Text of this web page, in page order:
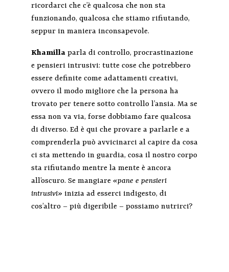
ricordarci che c’è qualcosa che non sta
funzionando, qualcosa che stiamo rifiutando,
seppur in maniera inconsapevole.
Khamillaparla di controllo, procrastinazione
e pensieri intrusivi: tutte cose che potrebbero
essere definite come adattamenti creativi,
ovvero il modo migliore che la persona ha
trovato per tenere sotto controllo l’ansia. Ma se
essa non va via, forse dobbiamo fare qualcosa
di diverso. Ed è qui che provare a parlarle e a
comprenderla può avvicinarci al capire da cosa
ci sta mettendo in guardia, cosa il nostro corpo
sta rifiutando mentre la mente è ancora
all’oscuro. Se mangiare «pane e pensieri
intrusivi» inizia ad esserci indigesto, di
cos’altro – più digeribile – possiamo nutrirci?